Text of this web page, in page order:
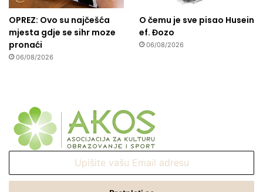
OPREZ: Ovo su najčešća
mjesta gdje se sihr moze
pronaći
06/08/2026
O čemu je sve pisao Husein
ef. Đozo
06/08/2026
Email